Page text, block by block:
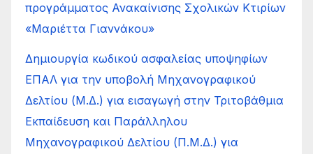
προγράμματος Ανακαίνισης Σχολικών Κτιρίων
«Μαριέττα Γιαννάκου»
Δημιουργία κωδικού ασφαλείας υποψηφίων
ΕΠΑΛ για την υποβολή Μηχανογραφικού
Δελτίου (Μ.Δ.) για εισαγωγή στην Τριτοβάθμια
Εκπαίδευση και Παράλληλου
Μηχανογραφικού Δελτίου (Π.Μ.Δ.) για